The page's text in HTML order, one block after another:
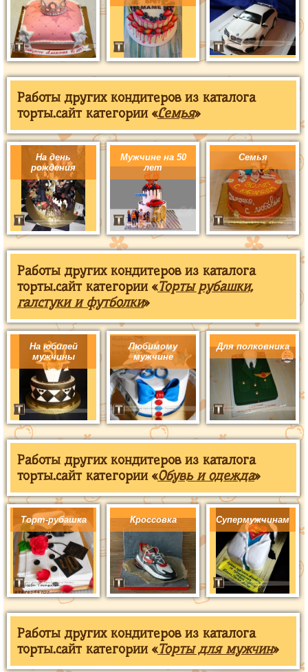
Работы других кондитеров из каталога
торты.сайт категории «Семья»
На день
рождения
Мужчине на 50
лет
Семья
Работы других кондитеров из каталога
торты.сайт категории «Торты рубашки,
галстуки и футболки»
На юбилей
мужчины
Любимому
мужчине
Для полковника
Работы других кондитеров из каталога
торты.сайт категории «Обувь и одежда»
Торт-рубашка Кроссовка Супермужчинам
Работы других кондитеров из каталога
торты.сайт категории «Торты для мужчин»